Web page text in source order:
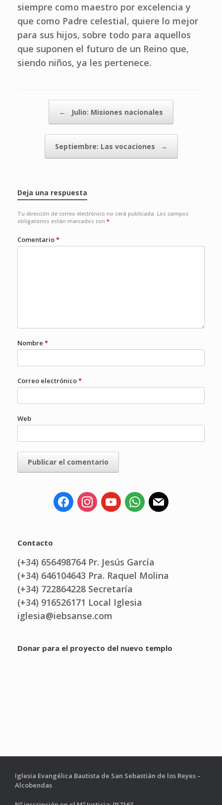
siempre como maestro por excelencia y
que como Padre celestial, quiere lo mejor
para sus hijos, sobre todo para aquellos
que suponen el futuro de un Reino que,
siendo niños, ya les pertenece.
← Julio: Misiones nacionales
Septiembre: Las vocaciones →
Deja una respuesta
Tu dirección de correo electrónico no será publicada. Los campos
obligatorios están marcados con *
Comentario*
Nombre *
Correo electrónico*
Web
Contacto
(+34) 656498764 Pr. Jesús García
(+34) 646104643 Pra. Raquel Molina
(+34) 722864228 Secretaría
(+34) 916526171 Local Iglesia
iglesia@iebsanse.com
Donar para el proyecto del nuevo templo
Iglesia Evangélica Bautista de San Sebastián de los Reyes –
Alcobendas